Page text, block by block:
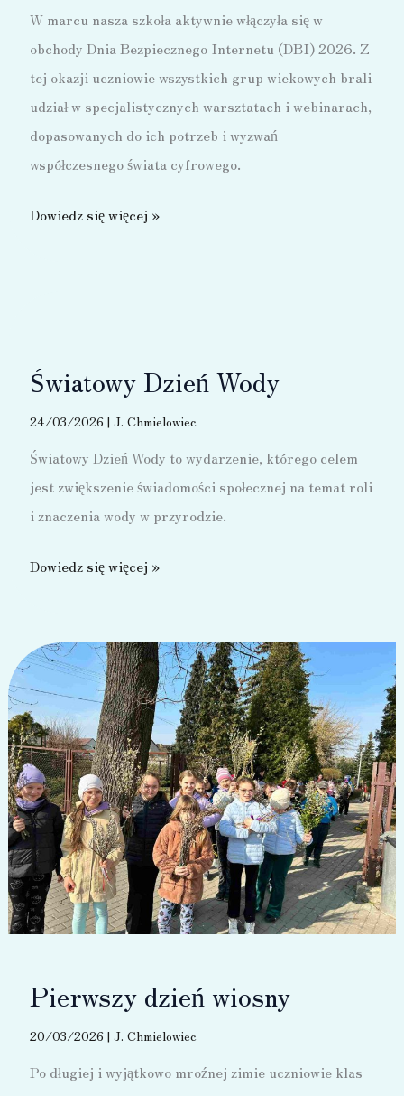
W marcu nasza szkoła aktywnie włączyła się w
obchody Dnia Bezpiecznego Internetu (DBI) 2026. Z
tej okazji uczniowie wszystkich grup wiekowych brali
udział w specjalistycznych warsztatach i webinarach,
dopasowanych do ich potrzeb i wyzwań
współczesnego świata cyfrowego.
Dzień
Dowiedz się więcej »
Światowy Dzień Wody
24/03/2026 | J. Chmielowiec
Światowy Dzień Wody to wydarzenie, którego celem
jest zwiększenie świadomości społecznej na temat roli
i znaczenia wody w przyrodzie.
Światowy
Dowiedz się więcej »
Pierwszy dzień wiosny
20/03/2026 | J. Chmielowiec
Po długiej i wyjątkowo mroźnej zimie uczniowie klas